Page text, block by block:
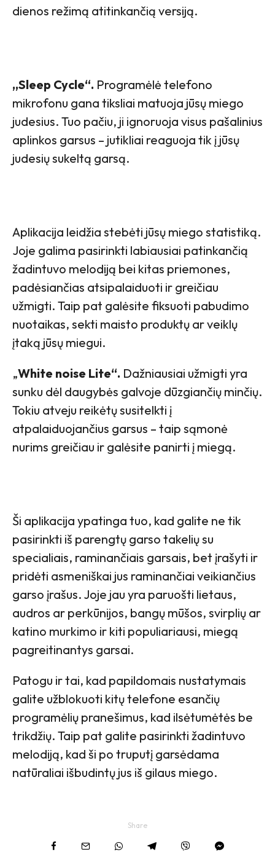
dienos režimą atitinkančią versiją.
,,Sleep Cycle“. Programėlė telefono
mikrofonu gana tiksliai matuoja jūsų miego
judesius. Tuo pačiu, ji ignoruoja visus pašalinius
aplinkos garsus – jutikliai reaguoja tik į jūsų
judesių sukeltą garsą.
Aplikacija leidžia stebėti jūsų miego statistiką.
Joje galima pasirinkti labiausiai patinkančią
žadintuvo melodiją bei kitas priemones,
padėsiančias atsipalaiduoti ir greičiau
užmigti. Taip pat galėsite fiksuoti pabudimo
nuotaikas, sekti maisto produktų ar veiklų
įtaką jūsų miegui.
„White noise Lite“. Dažniausiai užmigti yra
sunku dėl daugybės galvoje dūzgiančių minčių.
Tokiu atveju reikėtų susitelkti į
atpalaiduojančius garsus – taip sąmonė
nurims greičiau ir galėsite panirti į miegą.
Ši aplikacija ypatinga tuo, kad galite ne tik
pasirinkti iš parengtų garso takelių su
specialiais, raminančiais garsais, bet įrašyti ir
pridėti asmeniškai jus raminančiai veikiančius
garso įrašus. Joje jau yra paruošti lietaus,
audros ar perkūnijos, bangų mūšos, svirplių ar
katino murkimo ir kiti populiariausi, miegą
pagreitinantys garsai.
Patogu ir tai, kad papildomais nustatymais
galite užblokuoti kitų telefone esančių
programėlių pranešimus, kad ilsėtumėtės be
trikdžių. Taip pat galite pasirinkti žadintuvo
melodiją, kad ši po truputį garsėdama
natūraliai išbudintų jus iš gilaus miego.
Share